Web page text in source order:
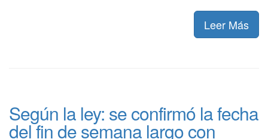
Leer Más
Según la ley: se confirmó la fecha
del fin de semana largo con